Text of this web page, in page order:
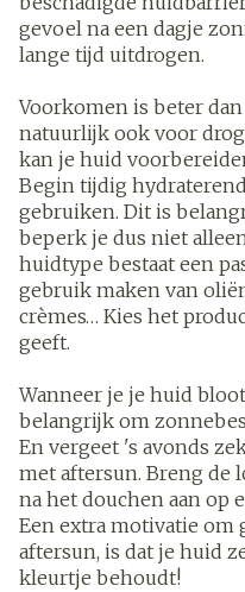
gevoel na een dagje
lange tijd uitdrogen.
Voorkomen is beter
natuurlijk ook voor
kan je huid
Begin tijdig
gebruiken. Dit is
beperk je dus niet
huidtype bestaat een
gebruik maken van
crèmes… Kies het
geeft.
Wanneer je je huid
belangrijk om
En vergeet 's avonds
met aftersun. Breng de
na het douchen aan op
Een extra motivatie om
aftersun, is dat je huid
kleurtje behoudt!